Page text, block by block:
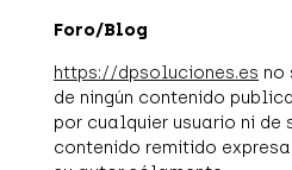
Foro/Blog
https://dpsoluciones.es no
de ningún contenido
por cualquier usuario ni de
contenido remitido